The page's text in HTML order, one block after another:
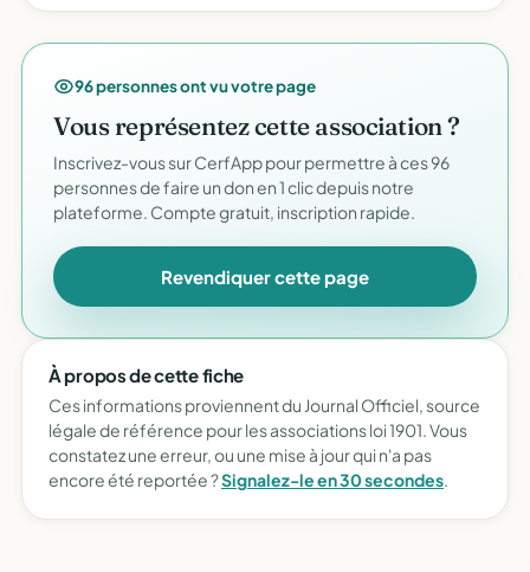
96 personnes ont vu votre page
Vous représentez cette association ?
Inscrivez-vous sur CerfApp pour permettre à ces 96
personnes de faire un don en 1 clic depuis notre
plateforme. Compte gratuit, inscription rapide.
Revendiquer cette page
À propos de cette fiche
Ces informations proviennent du Journal Officiel, source
légale de référence pour les associations loi 1901. Vous
constatez une erreur, ou une mise à jour qui n'a pas
encore été reportée ?Signalez-le en 30 secondes.